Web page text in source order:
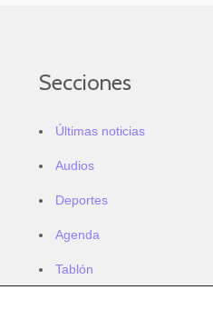
Secciones
Últimas noticias
Audios
Deportes
Agenda
Tablón